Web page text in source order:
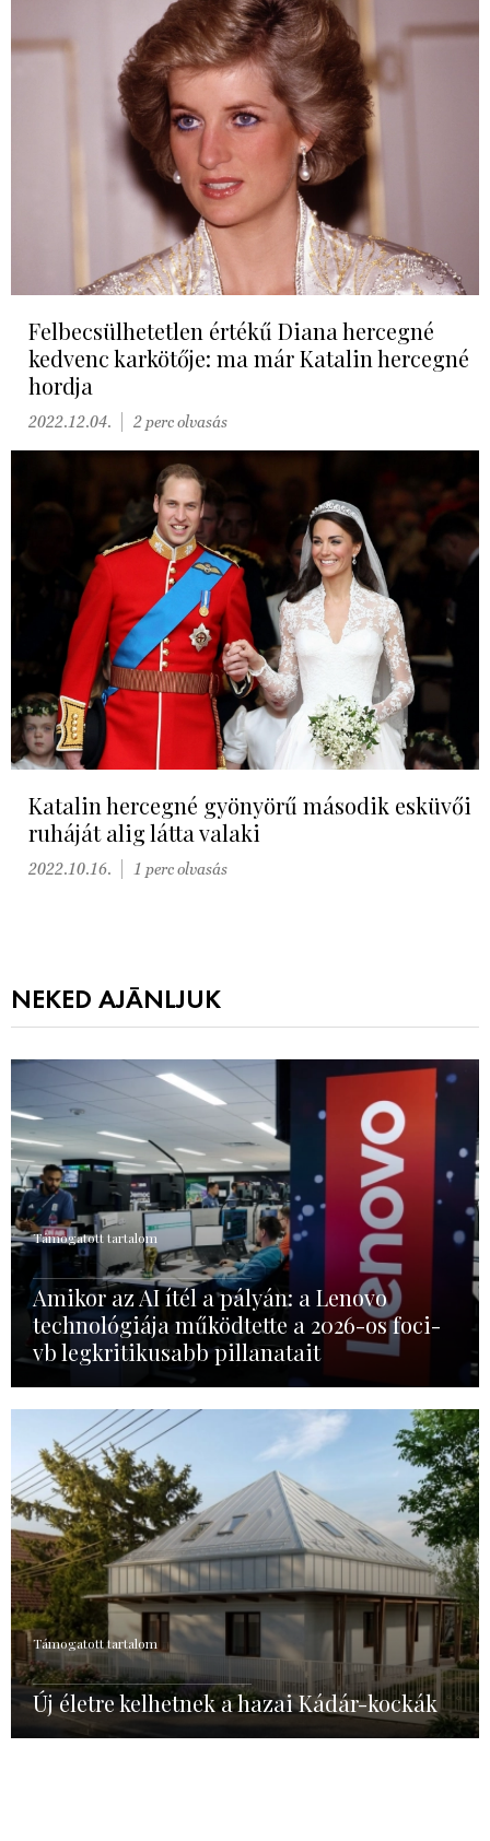
Felbecsülhetetlen értékű Diana hercegné
kedvenc karkötője: ma már Katalin hercegné
hordja
2022.12.04. 2 perc olvasás
Katalin hercegné gyönyörű második esküvői
ruháját alig látta valaki
2022.10.16. 1 perc olvasás
NEKED AJÁNLJUK
Támogatott tartalom
Amikor az AI ítél a pályán: a Lenovo
technológiája működtette a 2026-os foci-
vb legkritikusabb pillanatait
Támogatott tartalom
Új életre kelhetnek a hazai Kádár-kockák